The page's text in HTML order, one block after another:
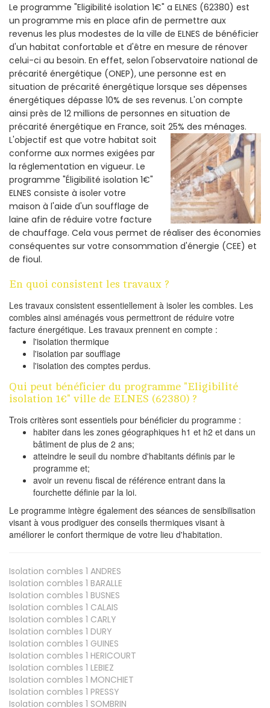
Le programme "Eligibilité isolation 1€" a ELNES (62380) est
un programme mis en place afin de permettre aux
revenus les plus modestes de la ville de ELNES de bénéficier
d'un habitat confortable et d'être en mesure de rénover
celui-ci au besoin. En effet, selon l'observatoire national de
précarité énergétique (ONEP), une personne est en
situation de précarité énergétique lorsque ses dépenses
énergétiques dépasse 10% de ses revenus. L'on compte
ainsi près de 12 millions de personnes en situation de
précarité énergétique en France, soit 25% des ménages.
L'objectif est que votre habitat soit
conforme aux normes exigées par
la réglementation en vigueur. Le
programme "Éligibilité isolation 1€"
ELNES consiste à isoler votre
maison à l'aide d'un soufflage de
laine afin de réduire votre facture
de chauffage. Cela vous permet de réaliser des économies
conséquentes sur votre consommation d'énergie (CEE) et
de fioul.
En quoi consistent les travaux ?
Les travaux consistent essentiellement à isoler les combles. Les
combles ainsi aménagés vous permettront de réduire votre
facture énergétique. Les travaux prennent en compte :
l'isolation thermique
l'isolation par soufflage
l'isolation des comptes perdus.
Qui peut bénéficier du programme "Eligibilité
isolation 1€" ville de ELNES (62380) ?
Trois critères sont essentiels pour bénéficier du programme :
habiter dans les zones géographiques h1 et h2 et dans un
bâtiment de plus de 2 ans;
atteindre le seuil du nombre d'habitants définis par le
programme et;
avoir un revenu fiscal de référence entrant dans la
fourchette définie par la loi.
Le programme intègre également des séances de sensibilisation
visant à vous prodiguer des conseils thermiques visant à
améliorer le confort thermique de votre lieu d'habitation.
Isolation combles 1 ANDRES
Isolation combles 1 BARALLE
Isolation combles 1 BUSNES
Isolation combles 1 CALAIS
Isolation combles 1 CARLY
Isolation combles 1 DURY
Isolation combles 1 GUINES
Isolation combles 1 HERICOURT
Isolation combles 1 LEBIEZ
Isolation combles 1 MONCHIET
Isolation combles 1 PRESSY
Isolation combles 1 SOMBRIN